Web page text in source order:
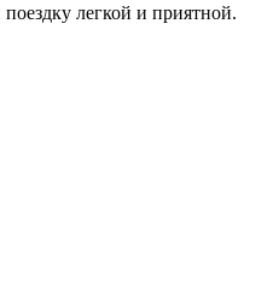
легкой и приятной.